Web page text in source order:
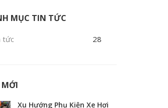
MỤC TIN TỨC
tức 28
Xu Hướng Phụ Kiện Xe Hơi